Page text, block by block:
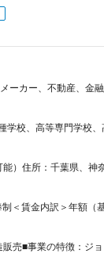
ーカー、不動産、
学校、高等専門学校
）住所：千葉県、神
＜賃金内訳＞年額（
売■事業の特徴：ジ